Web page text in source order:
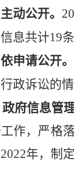
动公开。
息共计19条
申请公开。
政诉讼的情
府信息管理
作，严格
年，制